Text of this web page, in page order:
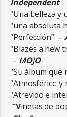
TITLE
ARTIST
Independent
“Una belleza y
“una absoluta
“Perfección” –
“Blazes a new
– MOJO
“Su álbum que
“Atmosférico y
“Atrevido e
“Viñetas de